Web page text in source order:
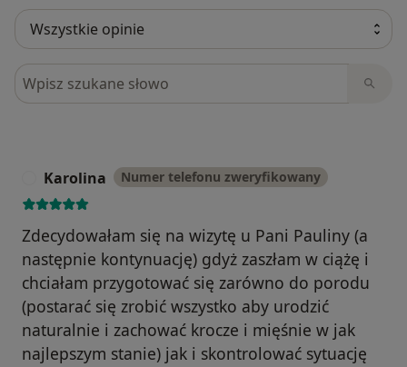
Szukaj w opiniach
Karolina Numer telefonu zweryfikowany
Zdecydowałam się na wizytę u Pani Pauliny (a
następnie kontynuację) gdyż zaszłam w ciążę i
chciałam przygotować się zarówno do porodu
(postarać się zrobić wszystko aby urodzić
naturalnie i zachować krocze i mięśnie w jak
najlepszym stanie) jak i skontrolować sytuację